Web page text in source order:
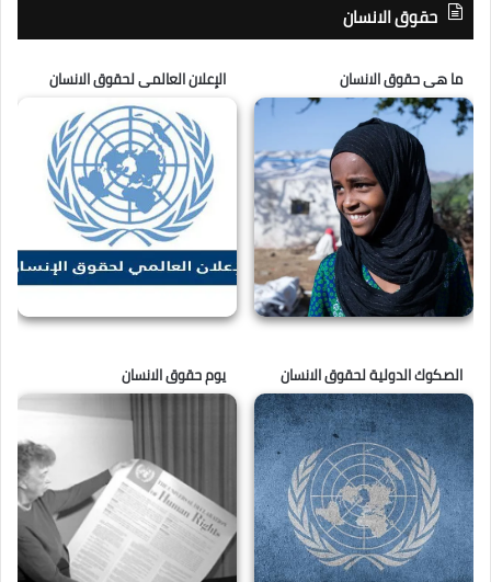
حقوق الانسان
ما هى حقوق الانسان الإعلان العالمى لحقوق الانسان
الصكوك الدولية لحقوق الانسان يوم حقوق الانسان